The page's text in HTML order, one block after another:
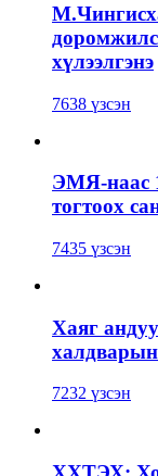
хүлээлгэнэ
7638 үзсэн
ЭМЯ-наас
тогтоох
7435 үзсэн
Хаяг
7232 үзсэн